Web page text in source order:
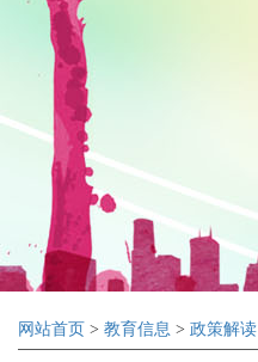
网站首页 > 教育信息 > 政策解读